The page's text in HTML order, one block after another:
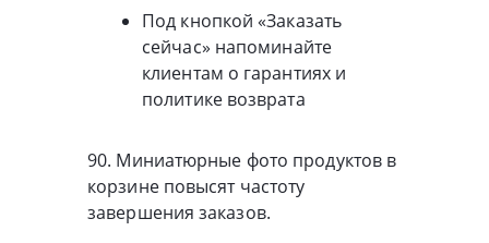
Под кнопкой «Заказать
сейчас» напоминайте
клиентам о гарантиях и
политике возврата
90. Миниатюрные фото продуктов в
корзине повысят частоту
завершения заказов.